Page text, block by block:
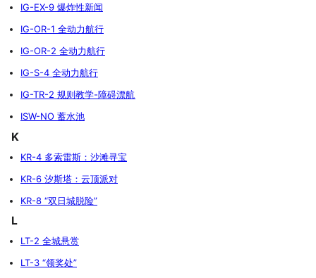
IG-EX-9 爆炸性新闻
IG-OR-1 全动力航行
IG-OR-2 全动力航行
IG-S-4 全动力航行
IG-TR-2 规则教学-障碍漂航
ISW-NO 蓄水池
K
KR-4 多索雷斯：沙滩寻宝
KR-6 汐斯塔：云顶派对
KR-8 “双日城脱险”
L
LT-2 全城悬赏
LT-3 “领奖处”